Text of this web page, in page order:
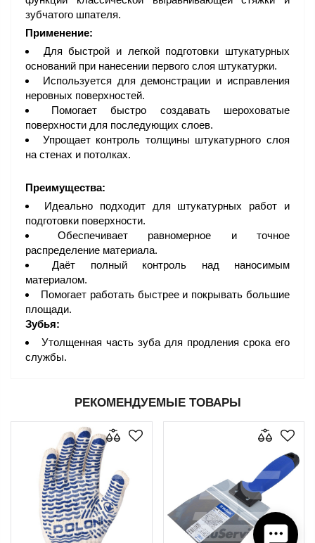
зубчатого шпателя.
Применение:
Для быстрой и легкой подготовки штукатурных
оснований при нанесении первого слоя штукатурки.
Используется для демонстрации и исправления
неровных поверхностей.
Помогает быстро создавать шероховатые
поверхности для последующих слоев.
Упрощает контроль толщины штукатурного слоя
на стенах и потолках.
Преимущества:
Идеально подходит для штукатурных работ и
подготовки поверхности.
Обеспечивает равномерное и точное
распределение материала.
Даёт полный контроль над наносимым
материалом.
Помогает работать быстрее и покрывать большие
площади.
Зубья:
Утолщенная часть зуба для продления срока его
службы.
РЕКОМЕНДУЕМЫЕ ТОВАРЫ